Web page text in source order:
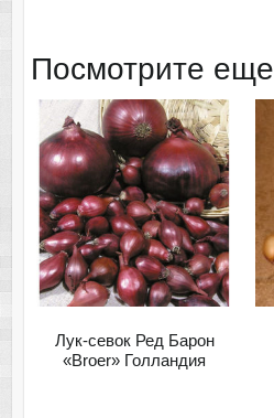
Посмотрите еще
Лук-севок Ред Барон
«Broer» Голландия